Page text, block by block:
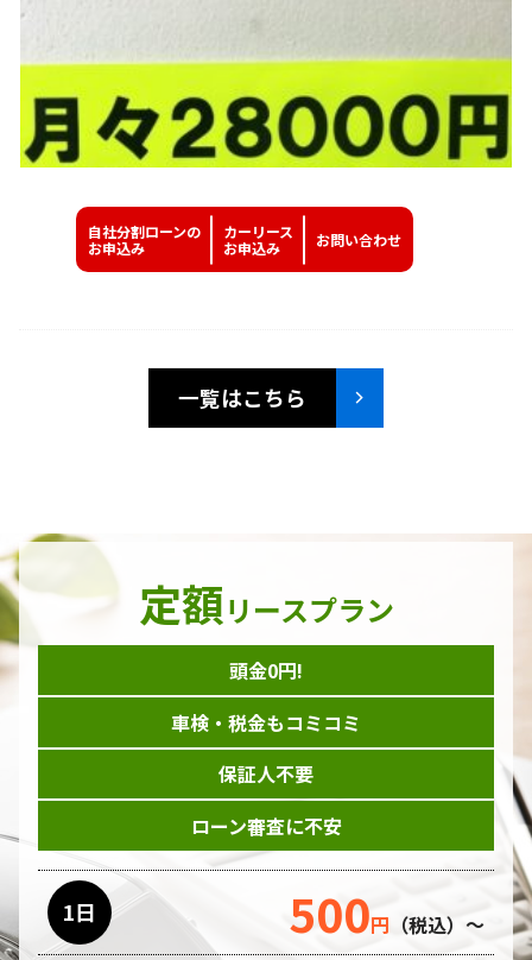
自社分割ローンの
お申込み
カーリース
お申込み
お問い合わせ
一覧はこちら
定額リースプラン
頭金0円!
車検・税金もコミコミ
保証人不要
ローン審査に不安
1日 500円 （税込）～